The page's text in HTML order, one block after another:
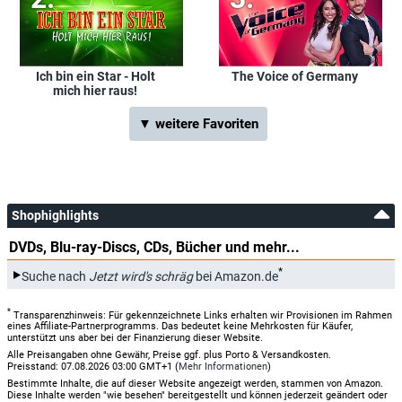
Ich bin ein Star - Holt
mich hier raus!
The Voice of Germany
▼ weitere Favoriten
Shophighlights
DVDs, Blu-ray-Discs, CDs, Bücher und mehr...
Suche nach Jetzt wird's schrägbei Amazon.de*
* Transparenzhinweis: Für gekennzeichnete Links erhalten wir Provisionen im Rahmen
eines Affiliate-Partnerprogramms. Das bedeutet keine Mehrkosten für Käufer,
unterstützt uns aber bei der Finanzierung dieser Website.
Alle Preisangaben ohne Gewähr, Preise ggf. plus Porto & Versandkosten.
Preisstand: 07.08.2026 03:00 GMT+1 (Mehr Informationen)
Bestimmte Inhalte, die auf dieser Website angezeigt werden, stammen von Amazon.
Diese Inhalte werden "wie besehen" bereitgestellt und können jederzeit geändert oder